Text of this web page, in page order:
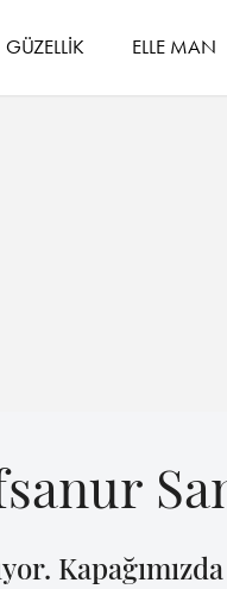
GÜZELLİK ELLE MAN